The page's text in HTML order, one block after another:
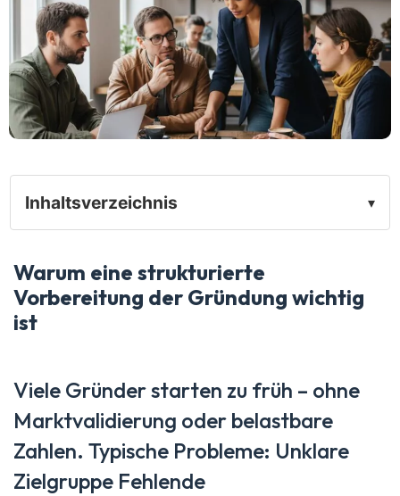
Inhaltsverzeichnis ▾
Warum eine strukturierte
Vorbereitung der Gründung wichtig
ist
Viele Gründer starten zu früh – ohne
Marktvalidierung oder belastbare
Zahlen. Typische Probleme: Unklare
Zielgruppe Fehlende